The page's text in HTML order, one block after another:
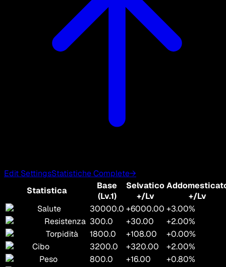
Edit SettingsStatistiche Complete→
Statistica
Base
(Lv.1)
Selvatico
+/Lv
+/Lv
Salute
30000.0 +6000.00 +3.00%
Resistenza 300.0 +30.00
+2.00%
Torpidità
1800.0 +108.00
+0.00%
Cibo
3200.0 +320.00
+2.00%
Peso
800.0 +16.00 +0.80%